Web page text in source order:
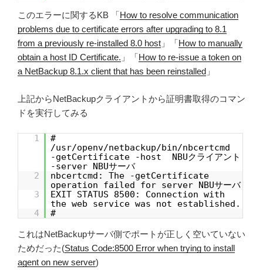
このエラーに関するKB 「How to resolve communication
problems due to certificate errors after upgrading to 8.1
from a previously re-installed 8.0 host 」「How to manually
obtain a host ID Certificate. 」「How to re-issue a token on
a NetBackup 8.1.x client that has been reinstalled 」
上記からNetBackupクライアントから証明書取得のコマン
ドを実行してみる
1
#
/usr/openv/netbackup/bin/nbcertcmd
-getCertificate -host NBUクライアント
-server NBUサーバ
2
nbcertcmd: The -getCertificate
operation failed for server NBUサーバ
3
EXIT STATUS 8500: Connection with
the web service was not established.
4
#
これはNetBackupサーバ側でポートが正しく空いていない
ためだった(Status Code:8500 Error when trying to install
agent on new server)